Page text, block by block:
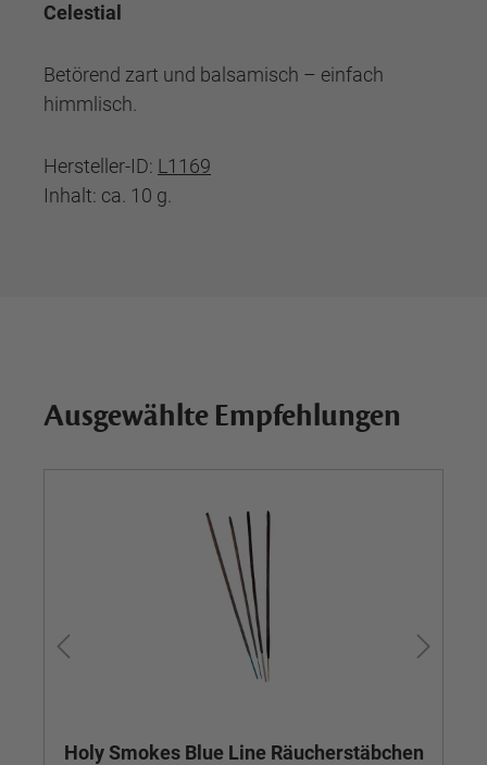
Celestial
Betörend zart und balsamisch – einfach
himmlisch.
Hersteller-ID: L1169
Inhalt: ca. 10 g.
Ausgewählte Empfehlungen
Holy Smokes Blue Line Räucherstäbchen